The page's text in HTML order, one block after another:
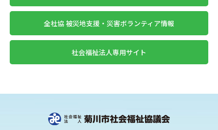
全社協 被災地支援・災害ボランティア情報
社会福祉法人専用サイト